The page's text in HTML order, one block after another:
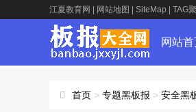
江夏教育网 网站地图 SiteMap TAG
网站
首页 > 专题黑板报 > 安全黑